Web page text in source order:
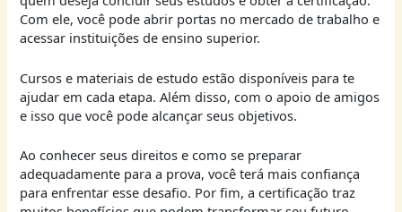
Com ele, você pode abrir portas no mercado de trabalho e
acessar instituições de ensino superior.
Cursos e materiais de estudo estão disponíveis para te
ajudar em cada etapa. Além disso, com o apoio de amigos
e isso que você pode alcançar seus objetivos.
Ao conhecer seus direitos e como se preparar
adequadamente para a prova, você terá mais confiança
para enfrentar esse desafio. Por fim, a certificação traz